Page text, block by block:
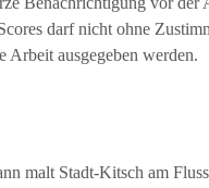
darf nicht ohne
Arbeit ausgegeben werden.
malt Stadt-Kitsch am Fluss